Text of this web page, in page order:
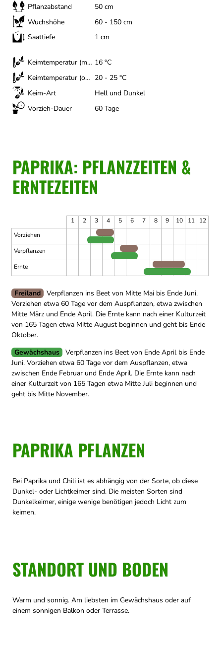
Pflanzabstand
50 cm
Wuchshöhe
60 - 150 cm
Saattiefe
1 cm
Keimtemperatur (minimal)
16 °C
Keimtemperatur (optimal)
20 - 25 °C
Keim-Art
Hell und Dunkel
Vorzieh-Dauer
60 Tage
PAPRIKA: PFLANZZEITEN &
ERNTEZEITEN
1 2 3 4 5 6 7 8 9 10 11
12
Vorziehen
Verpflanzen
Ernte
Freiland
Verpflanzen ins Beet von Mitte Mai bis Ende Juni.
Vorziehen etwa 60 Tage vor dem Auspflanzen, etwa zwischen
Mitte März und Ende April. Die Ernte kann nach einer Kulturzeit
von 165 Tagen etwa Mitte August beginnen und geht bis Ende
Oktober.
Gewächshaus
Verpflanzen ins Beet von Ende April bis Ende
Juni. Vorziehen etwa 60 Tage vor dem Auspflanzen, etwa
zwischen Ende Februar und Ende April. Die Ernte kann nach
einer Kulturzeit von 165 Tagen etwa Mitte Juli beginnen und
geht bis Mitte November.
PAPRIKA PFLANZEN
Bei Paprika und Chili ist es abhängig von der Sorte, ob diese
Dunkel- oder Lichtkeimer sind. Die meisten Sorten sind
Dunkelkeimer, einige wenige benötigen jedoch Licht zum
keimen.
STANDORT UND BODEN
Warm und sonnig. Am liebsten im Gewächshaus oder auf
einem sonnigen Balkon oder Terrasse.